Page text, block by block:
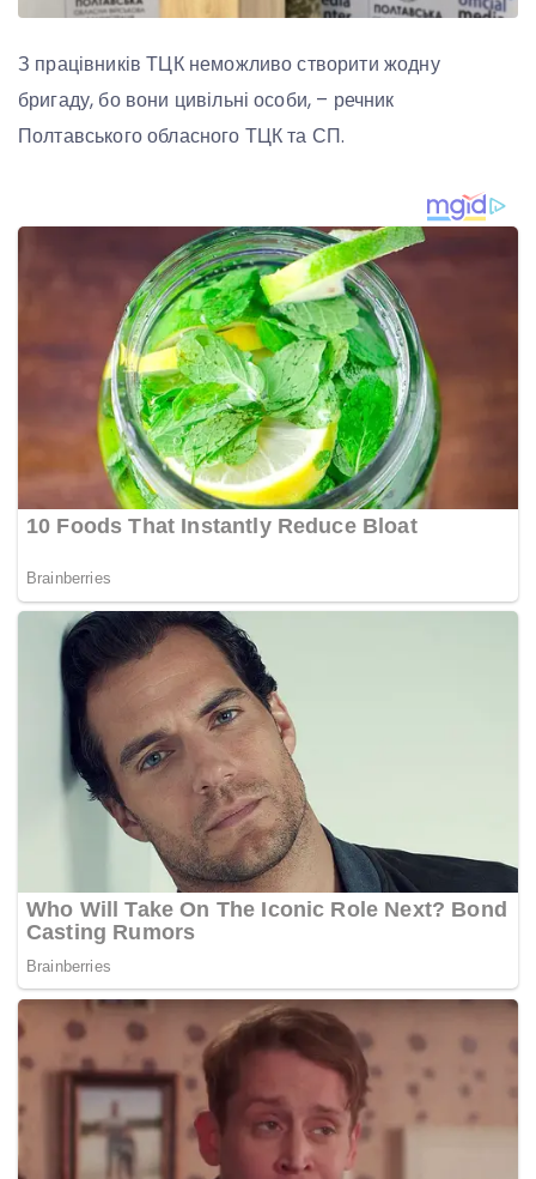
З працівників ТЦК неможливо створити жодну
бригаду, бо вони цивільні особи, – речник
Полтавського обласного ТЦК та СП.